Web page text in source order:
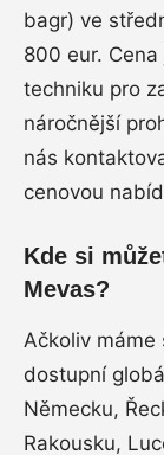
bagr) ve
800 eur.
techniku pro
náročnější
nás
cenovou
Kde si
Mevas?
Ačkoliv máme
dostupní
Německu,
Rakousku,